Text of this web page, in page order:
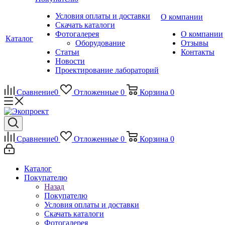
Каталог
Условия оплаты и доставки
Скачать каталоги
Фотогалерея
Оборудование
Статьи
Новости
Проектирование лабораторий
О компании
О компании
Отзывы
Контакты
Сравнение0 Отложенные 0 Корзина 0
Сравнение0 Отложенные 0 Корзина 0
Каталог
Покупателю
Назад
Покупателю
Условия оплаты и доставки
Скачать каталоги
Фотогалерея